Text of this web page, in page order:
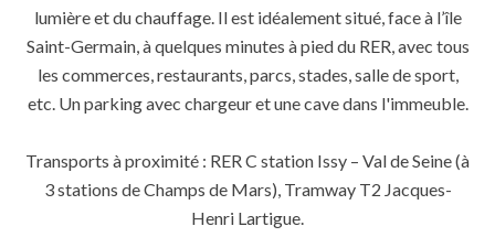
lumière et du chauffage. Il est idéalement situé, face à l’île
Saint-Germain, à quelques minutes à pied du RER, avec tous
les commerces, restaurants, parcs, stades, salle de sport,
etc. Un parking avec chargeur et une cave dans l'immeuble.
Transports à proximité : RER C station Issy – Val de Seine (à
3 stations de Champs de Mars), Tramway T2 Jacques-
Henri Lartigue.